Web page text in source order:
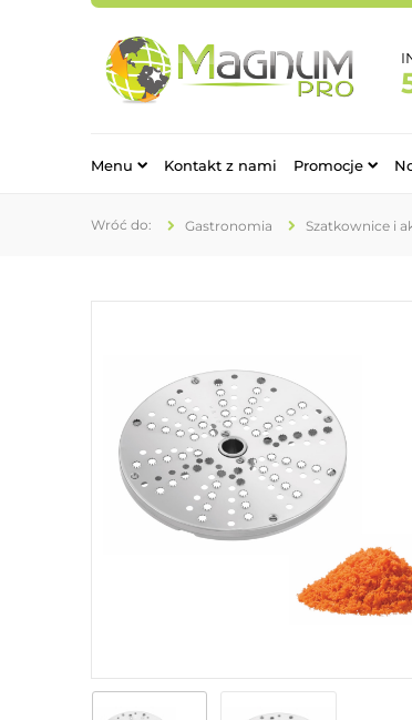
Menu Kontakt z nami Promocje
Gastronomia Szatkownice i